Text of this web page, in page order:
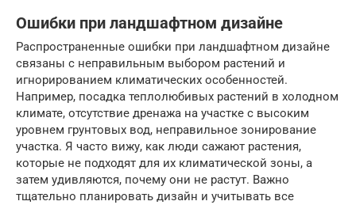
Ошибки при ландшафтном дизайне
Распространенные ошибки при ландшафтном дизайне
связаны с неправильным выбором растений и
игнорированием климатических особенностей.
Например, посадка теплолюбивых растений в холодном
климате, отсутствие дренажа на участке с высоким
уровнем грунтовых вод, неправильное зонирование
участка. Я часто вижу, как люди сажают растения,
которые не подходят для их климатической зоны, а
затем удивляются, почему они не растут. Важно
тщательно планировать дизайн и учитывать все